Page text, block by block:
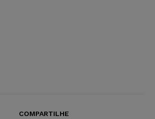
COMPARTILHE